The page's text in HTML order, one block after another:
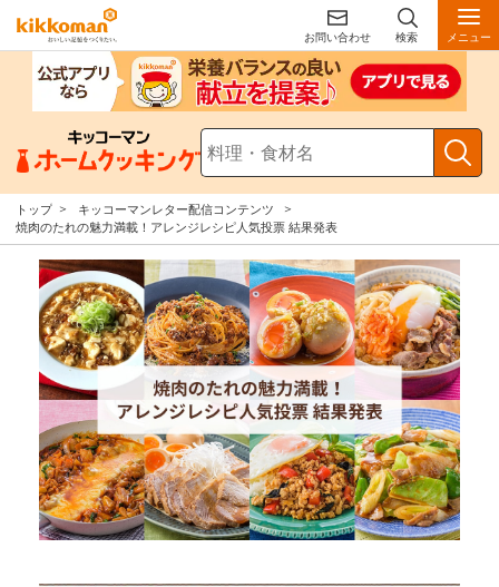
お問い合わせ 検索 メニュー
トップ
キッコーマンレター配信コンテンツ
焼肉のたれの魅力満載！アレンジレシピ人気投票 結果発表